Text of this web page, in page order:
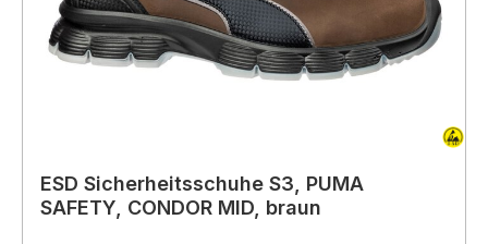
ESD Sicherheitsschuhe S3, PUMA
SAFETY, CONDOR MID, braun